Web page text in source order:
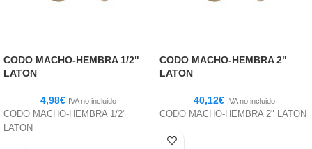
CODO MACHO-HEMBRA 1/2"
LATON
4,98€ IVA no incluido
CODO MACHO-HEMBRA 1/2"
LATON
CODO MACHO-HEMBRA 2"
LATON
40,12€ IVA no incluido
CODO MACHO-HEMBRA 2" LATON